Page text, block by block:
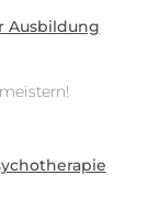
Ausbildung